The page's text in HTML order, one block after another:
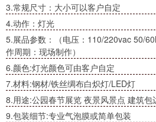
3.常规尺寸：大小可以客户自定
4.动作：灯光
5.展品参数：（电压：110/220vac 50/
作周期：现场制作）
6.颜色:灯光颜色可由客户自定
7.材料:钢材/铁丝绸布白炽灯/LED灯
8.用途:公园春节展览 夜景风景点 建筑包
9.包装细节:专业气泡膜或简单包装